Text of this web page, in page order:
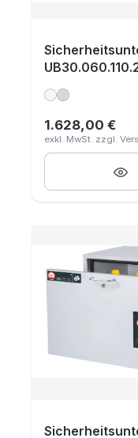
Regulärer Preis:
1.628,00 €